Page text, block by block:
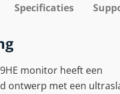
Specificaties
monitor heeft een
ontwerp met een